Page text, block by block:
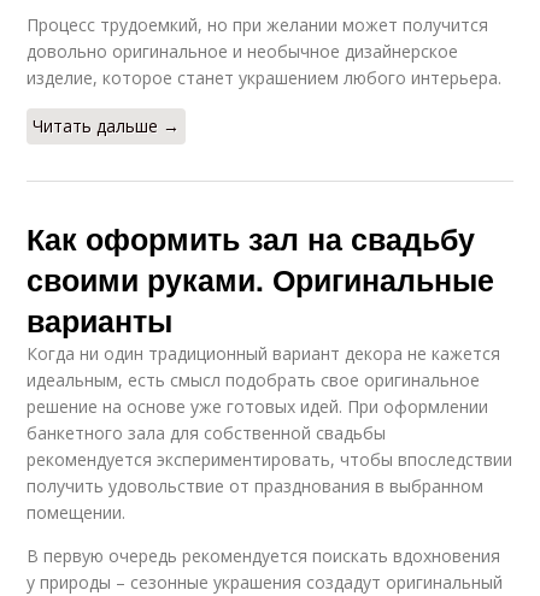
Процесс трудоемкий, но при желании может получится
довольно оригинальное и необычное дизайнерское
изделие, которое станет украшением любого интерьера.
Читать дальше →
Как оформить зал на свадьбу
своими руками. Оригинальные
варианты
Когда ни один традиционный вариант декора не кажется
идеальным, есть смысл подобрать свое оригинальное
решение на основе уже готовых идей. При оформлении
банкетного зала для собственной свадьбы
рекомендуется экспериментировать, чтобы впоследствии
получить удовольствие от празднования в выбранном
помещении.
В первую очередь рекомендуется поискать вдохновения
у природы – сезонные украшения создадут оригинальный